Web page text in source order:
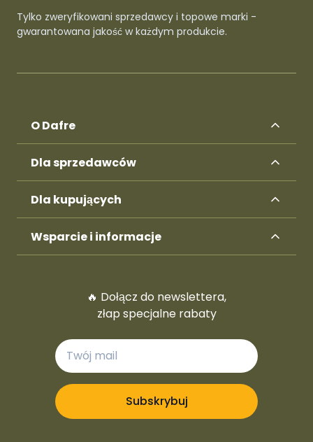
Tylko zweryfikowani sprzedawcy i topowe marki -
gwarantowana jakość w każdym produkcie.
O Dafre
Dla sprzedawców
Dla kupujących
Wsparcie i informacje
🔥 Dołącz do newslettera,
złap specjalne rabaty
Subskrybuj